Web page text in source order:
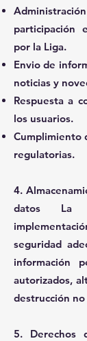
participación
por la Liga.
Envio de
noticias y
Respuesta a
los usuarios.
Cumplimiento
regulatorias.
4.
datos La
seguridad
información
autorizados,
destrucción
5. Derechos